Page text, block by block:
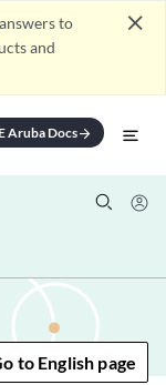
to
and
close
Aruba Docsarrow_forward
to English page